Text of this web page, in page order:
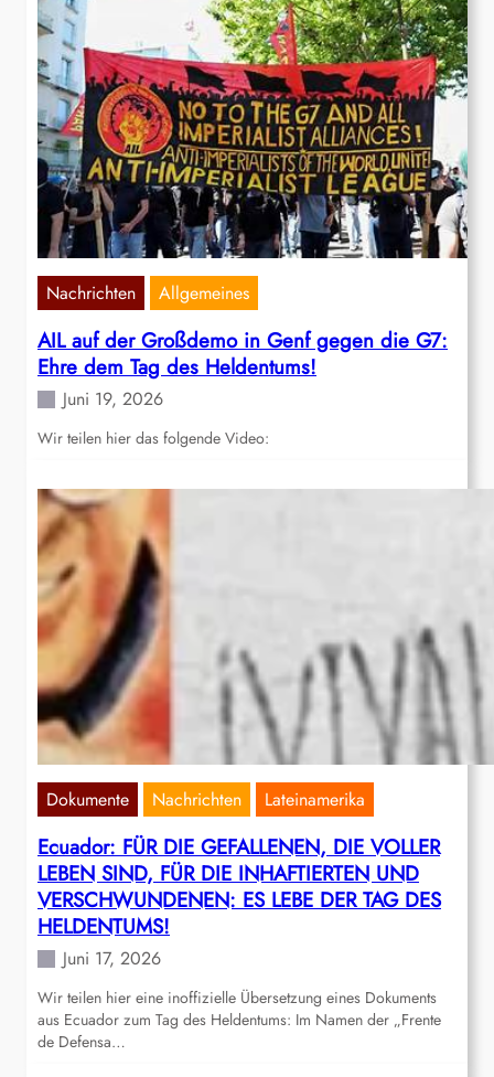
Nachrichten Allgemeines
AIL auf der Großdemo in Genf gegen die G7:
Ehre dem Tag des Heldentums!
Juni 19, 2026
Wir teilen hier das folgende Video:
Dokumente Nachrichten Lateinamerika
Ecuador: FÜR DIE GEFALLENEN, DIE VOLLER
LEBEN SIND, FÜR DIE INHAFTIERTEN UND
VERSCHWUNDENEN: ES LEBE DER TAG DES
HELDENTUMS!
Juni 17, 2026
Wir teilen hier eine inoffizielle Übersetzung eines Dokuments
aus Ecuador zum Tag des Heldentums: Im Namen der „Frente
de Defensa…